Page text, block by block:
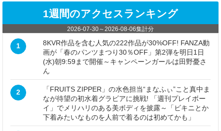
1週間のアクセスランキング
2026-07-30～2026-08-06集計分
1
8KVR作品を含む人気の222作品が30%OFF! FANZA動
画が「春のパンツまつり30％OFF」第2弾を明日1日
(水)朝9:59まで開催～キャンペーンガールは田野憂さ
ん
2
「FRUITS ZIPPER」の水色担当“まなふぃ”こと真中ま
なが待望の初水着グラビアに挑戦! 「週刊プレイボー
イ」でメリハリのある美ボディを披露～「ビキニとか
下着みたいなものを人前で着るのは初めてかも」